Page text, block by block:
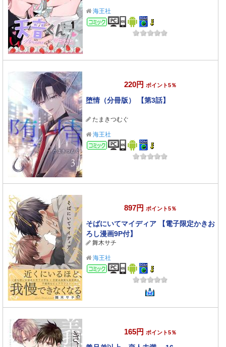
海王社
コミック
220円 ポイント5％
堕情（分冊版） 【第3話】
たまきつむぐ
海王社
コミック
897円 ポイント5％
そばにいてマイディア 【電子限定かきお
ろし漫画9P付】
舞木サチ
海王社
コミック
165円 ポイント5％